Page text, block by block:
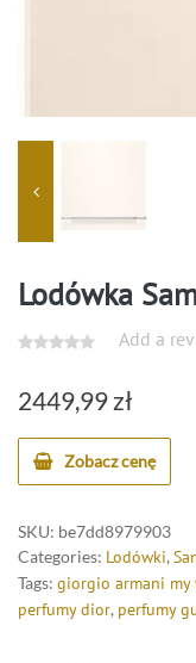
Lodówka
Add a
2449,99 zł
Zobacz cenę
SKU: be7dd8979903
Categories: Lodówki,
Tags: giorgio armani my
perfumy dior, perfumy